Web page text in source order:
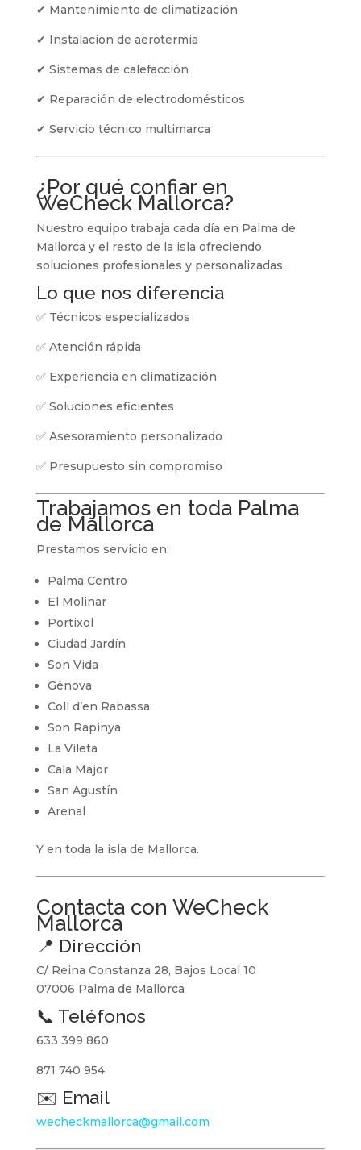
✔ Mantenimiento de climatización
✔ Instalación de aerotermia
✔ Sistemas de calefacción
✔ Reparación de electrodomésticos
✔ Servicio técnico multimarca
¿Por qué confiar en
WeCheck Mallorca?
Nuestro equipo trabaja cada día en Palma de
Mallorca y el resto de la isla ofreciendo
soluciones profesionales y personalizadas.
Lo que nos diferencia
✅ Técnicos especializados
✅ Atención rápida
✅ Experiencia en climatización
✅ Soluciones eficientes
✅ Asesoramiento personalizado
✅ Presupuesto sin compromiso
Trabajamos en toda Palma
de Mallorca
Prestamos servicio en:
Palma Centro
El Molinar
Portixol
Ciudad Jardín
Son Vida
Génova
Coll d’en Rabassa
Son Rapinya
La Vileta
Cala Major
San Agustín
Arenal
Y en toda la isla de Mallorca.
Contacta con WeCheck
Mallorca
📍 Dirección
C/ Reina Constanza 28, Bajos Local 10
07006 Palma de Mallorca
📞 Teléfonos
633 399 860
871 740 954
✉️ Email
wecheckmallorca@gmail.com